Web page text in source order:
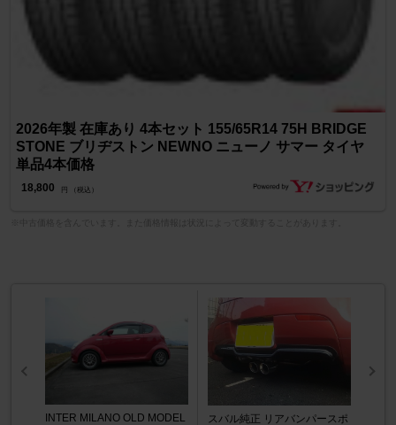
2026年製 在庫あり 4本セット 155/65R14 75H BRIDGE
STONE ブリヂストン NEWNO ニューノ サマー タイヤ
単品4本価格
18,800 円 （税込）
INTER MILANO OLD MODEL スバル純正 リアバンパースポ